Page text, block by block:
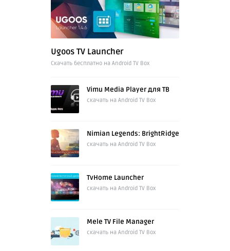
Ugoos TV Launcher
Cкачать бесплатно на Android TV Box
Vimu Media Player для ТВ
скачать на Android TV Box
Nimian Legends: BrightRidge
скачать на Android TV Box
TvHome Launcher
скачать на Android TV Box
Mele TV File Manager
скачать на Android TV Box